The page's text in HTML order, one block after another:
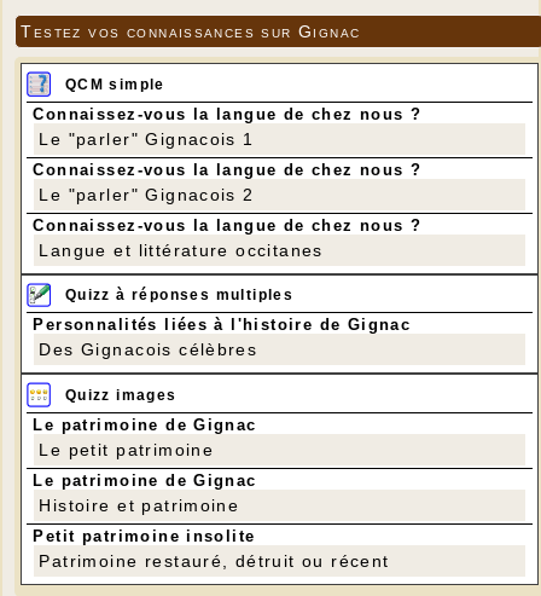
Testez vos connaissances sur Gignac
QCM simple
Connaissez-vous la langue de chez nous ?
Le "parler" Gignacois 1
Connaissez-vous la langue de chez nous ?
Le "parler" Gignacois 2
Connaissez-vous la langue de chez nous ?
Langue et littérature occitanes
Quizz à réponses multiples
Personnalités liées à l'histoire de Gignac
Des Gignacois célèbres
Quizz images
Le patrimoine de Gignac
Le petit patrimoine
Le patrimoine de Gignac
Histoire et patrimoine
Petit patrimoine insolite
Patrimoine restauré, détruit ou récent